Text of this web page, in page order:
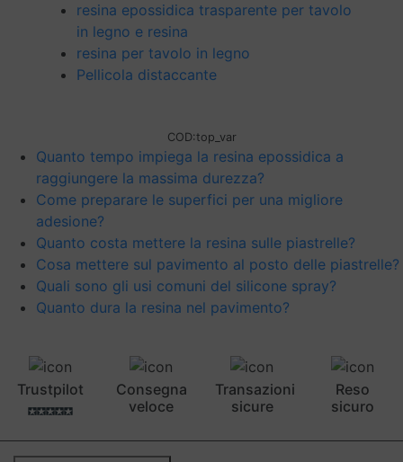
resina epossidica trasparente per tavolo
in legno e resina
resina per tavolo in legno
Pellicola distaccante
COD:top_var
Quanto tempo impiega la resina epossidica a
raggiungere la massima durezza?
Come preparare le superfici per una migliore
adesione?
Quanto costa mettere la resina sulle piastrelle?
Cosa mettere sul pavimento al posto delle piastrelle?
Quali sono gli usi comuni del silicone spray?
Quanto dura la resina nel pavimento?
Trustpilot
Consegna
veloce
Transazioni
sicure
Reso
sicuro